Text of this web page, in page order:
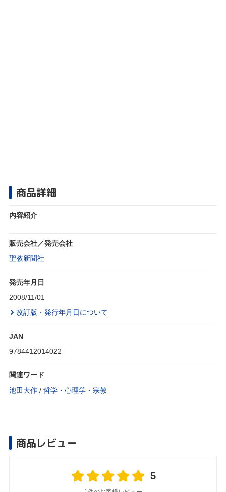
商品詳細
内容紹介
販売会社／発売会社
聖教新聞社
発売年月日
2008/11/01
改訂版・発行年月日について
JAN
9784412014022
関連ワード
池田大作 / 哲学・心理学・宗教
商品レビュー
5